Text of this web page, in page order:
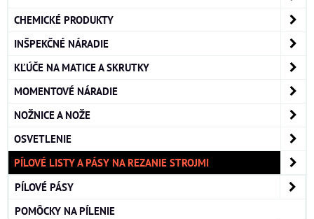
CHEMICKÉ PRODUKTY
INŠPEKČNÉ NÁRADIE
KĽÚČE NA MATICE A SKRUTKY
MOMENTOVÉ NÁRADIE
NOŽNICE A NOŽE
OSVETLENIE
PÍLOVÉ LISTY A PÁSY NA REZANIE STROJMI
PÍLOVÉ PÁSY
POMÔCKY NA PÍLENIE